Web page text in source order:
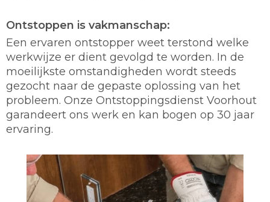
Ontstoppen is vakmanschap:
Een ervaren ontstopper weet terstond welke
werkwijze er dient gevolgd te worden. In de
moeilijkste omstandigheden wordt steeds
gezocht naar de gepaste oplossing van het
probleem. Onze Ontstoppingsdienst Voorhout
garandeert ons werk en kan bogen op 30 jaar
ervaring.